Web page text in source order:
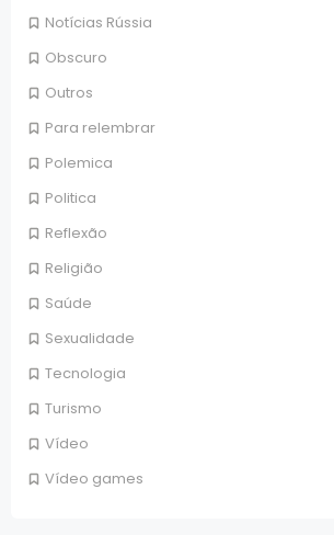
Notícias Rússia
Obscuro
Outros
Para relembrar
Polemica
Politica
Reflexão
Religião
Saúde
Sexualidade
Tecnologia
Turismo
Vídeo
Vídeo games